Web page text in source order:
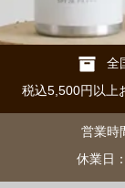
全
税込5,500円以上
営業
休業日